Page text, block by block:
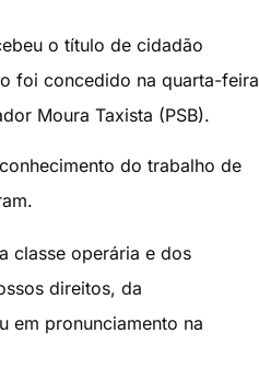
o título de cidadão
foi concedido na quarta-feira
Moura Taxista (PSB).
do trabalho de
classe operária e dos
direitos, da
em pronunciamento na